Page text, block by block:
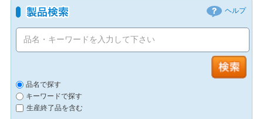
ヘルプ
品名で探す
キーワードで探す
生産終了品を含む